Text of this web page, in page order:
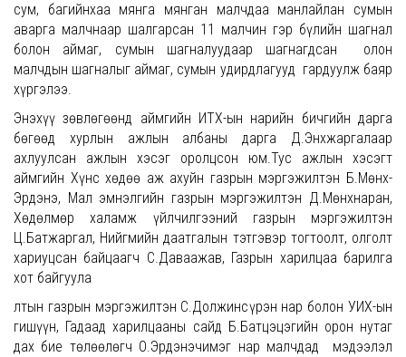
сум, багийнхаа мянга мянган малчдаа манлайлан сумын
аварга малчнаар шалгарсан 11 малчин гэр бүлийн шагнал
болон аймаг, сумын шагналуудаар шагнагдсан олон
малчдын шагналыг аймаг, сумын удирдлагууд гардуулж баяр
хүргэлээ.
Энэхүү зөвлөгөөнд аймгийн ИТХ-ын нарийн бичгийн дарга
бөгөөд хурлын ажлын албаны дарга Д.Энхжаргалаар
ахлуулсан ажлын хэсэг оролцсон юм.Тус ажлын хэсэгт
аймгийн Хүнс хөдөө аж ахуйн газрын мэргэжилтэн Б.Мөнх-
Эрдэнэ, Мал эмнэлгийн газрын мэргэжилтэн Д.Мөнхнаран,
Хөдөлмөр халамж үйлчилгээний газрын мэргэжилтэн
Ц.Батжаргал, Нийгмийн даатгалын тэтгэвэр тогтоолт, олголт
хариуцсан байцаагч С.Даваажав, Газрын харилцаа барилга
хот байгуула
лтын газрын мэргэжилтэн С.Должинсүрэн нар болон УИХ-ын
гишүүн, Гадаад харилцааны сайд Б.Батцэцэгийн орон нутаг
дах бие төлөөлөгч О.Эрдэнэчимэг нар малчдад мэдээлэл